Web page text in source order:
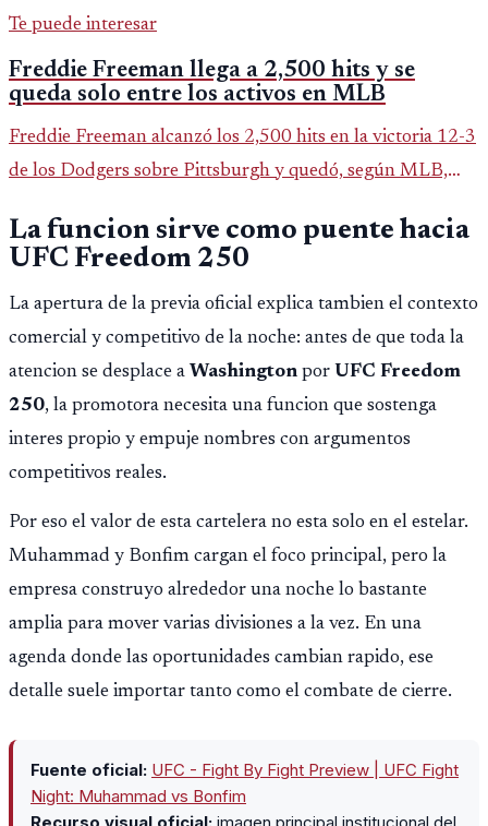
Te puede interesar
Freddie Freeman llega a 2,500 hits y se
queda solo entre los activos en MLB
Freddie Freeman alcanzó los 2,500 hits en la victoria 12-3
de los Dodgers sobre Pittsburgh y quedó, según MLB,
Ligas.
La funcion sirve como puente hacia
UFC Freedom 250
La apertura de la previa oficial explica tambien el contexto
comercial y competitivo de la noche: antes de que toda la
atencion se desplace a Washington por UFC Freedom
250, la promotora necesita una funcion que sostenga
interes propio y empuje nombres con argumentos
competitivos reales.
Por eso el valor de esta cartelera no esta solo en el estelar.
Muhammad y Bonfim cargan el foco principal, pero la
empresa construyo alrededor una noche lo bastante
amplia para mover varias divisiones a la vez. En una
agenda donde las oportunidades cambian rapido, ese
detalle suele importar tanto como el combate de cierre.
Fuente oficial: UFC - Fight By Fight Preview | UFC Fight
Night: Muhammad vs Bonfim